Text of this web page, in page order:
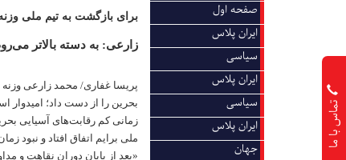
تماس با ما
صفحه اول
ایران پلاس
سیاسی
ایران پلاس
سیاسی
ایران پلاس
جهان
برای بازگشت به تیم ملی
زارعی: به دسته بالاتر
پریسا غفاری/ محمد زارعی
بحرین را از دست داد؛ امیدوار
زمانی کم رقابت‌های آسیایی
ملی برایم اتفاق افتاد و نبود
«بعد از پایان دوران نقاهت و